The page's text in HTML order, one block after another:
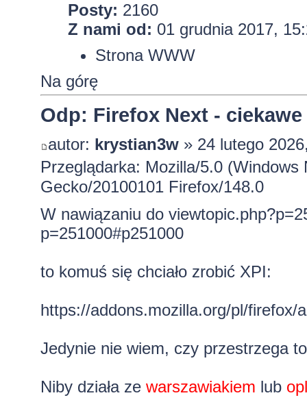
Posty: 2160
Z nami od: 01 grudnia 2017,
Strona WWW
Na górę
Odp: Firefox Next -
autor: krystian3w» 24 lutego
Przeglądarka: Mozilla/5.0
Gecko/20100101 Firefox/148.0
W nawiązaniu do
p=251000#p251000
to komuś się chciało zrobić XPI:
https://addons.mozilla.org/pl/firefox/
Jedynie nie wiem, czy przestrzega
Niby działa ze warszawiakiem lub